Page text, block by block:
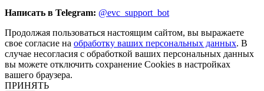
Написать в Telegram: @evc_support_bot
Продолжая пользоваться настоящим сайтом, вы выражаете
свое согласие на обработку ваших персональных данных. В
случае несогласия с обработкой ваших персональных данных
вы можете отключить сохранение Cookies в настройках
вашего браузера.
ПРИНЯТЬ